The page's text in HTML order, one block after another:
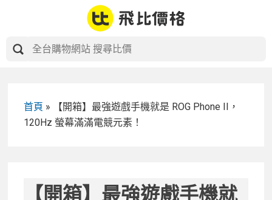
首頁 »
【開箱】最強遊戲手機就是 ROG Phone II，
120Hz 螢幕滿滿電競元素！
【開箱】最強遊戲手機就